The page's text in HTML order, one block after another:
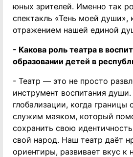
юных зрителей. Именно так
спектакль «Тень моей души»,
отражением нашей единой
- Какова роль театра в
образовании детей в
- Театр — это не просто
инструмент воспитания
глобализации, когда границы
служим маяком, который
сохранить свою
свой народ. Наш театр даёт
ориентиры, развивает вкус к